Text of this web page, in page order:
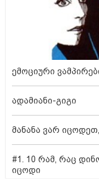
ემოციური
ადამიანი-გიგი
მანანა ვარ
#1. 10 რამ, რაც
იცოდი